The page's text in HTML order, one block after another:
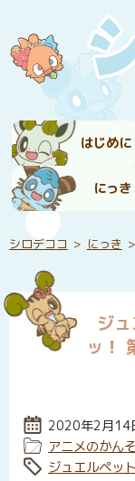
はじめに
にっき
シロデココ にっき
ジ
ッ！
投稿日:
2020年2月14
カテゴリー:
アニメのかん
タグ:
ジュエルペッ